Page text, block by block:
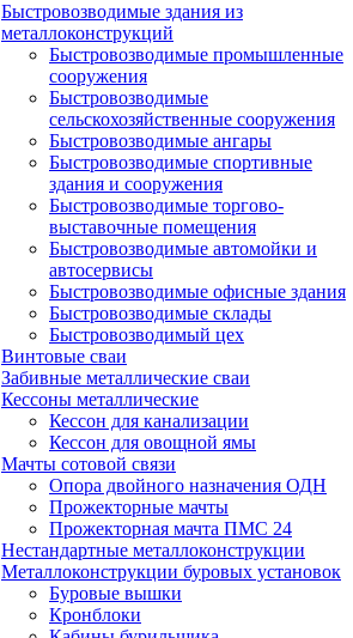
Быстровозводимые здания из
металлоконструкций
Быстровозводимые промышленные
сооружения
Быстровозводимые
сельскохозяйственные сооружения
Быстровозводимые ангары
Быстровозводимые спортивные
здания и сооружения
Быстровозводимые торгово-
выставочные помещения
Быстровозводимые автомойки и
автосервисы
Быстровозводимые офисные здания
Быстровозводимые склады
Быстровозводимый цех
Винтовые сваи
Забивные металлические сваи
Кессоны металлические
Кессон для канализации
Кессон для овощной ямы
Мачты сотовой связи
Опора двойного назначения ОДН
Прожекторные мачты
Прожекторная мачта ПМС 24
Нестандартные металлоконструкции
Металлоконструкции буровых установок
Буровые вышки
Кронблоки